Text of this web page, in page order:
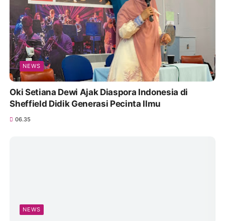
NEWS
Oki Setiana Dewi Ajak Diaspora Indonesia di
Sheffield Didik Generasi Pecinta Ilmu
06.35
NEWS